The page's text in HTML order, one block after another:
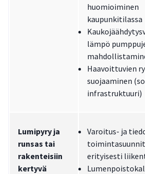
huomioiminen
kaupunkitilassa
lämpö
Haavoittuvien
suojaaminen
infrastruktuuri)
Lumipyry ja
runsas tai
rakenteisiin
kertyvä
Varoitus- ja
erityisesti